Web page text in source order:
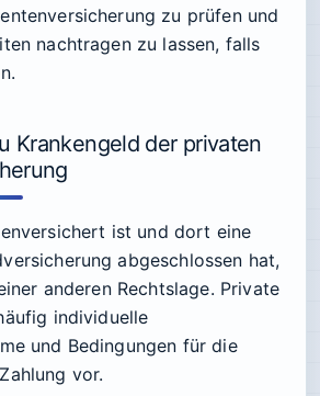
zu prüfen und
nachtragen zu lassen, falls
Krankengeld der privaten
ist und dort eine
abgeschlossen hat,
anderen Rechtslage. Private
individuelle
und Bedingungen für die
vor.